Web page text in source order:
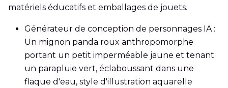
matériels éducatifs et emballages de jouets.
Générateur de conception de personnages IA :
Un mignon panda roux anthropomorphe
portant un petit imperméable jaune et tenant
un parapluie vert, éclaboussant dans une
flaque d'eau, style d'illustration aquarelle